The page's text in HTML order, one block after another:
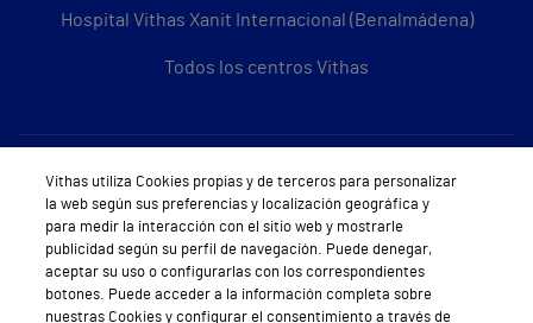
Hospital Vithas Xanit Internacional (Benalmádena)
Todos los centros Vithas
Sobre Vithas
Quiénes somos
Trabajar en Vithas
Teléfono Cita Médica
Vithas utiliza Cookies propias y de terceros para personalizar
la web según sus preferencias y localización geográfica y
para medir la interacción con el sitio web y mostrarle
publicidad según su perfil de navegación. Puede denegar,
aceptar su uso o configurarlas con los correspondientes
botones. Puede acceder a la información completa sobre
nuestras Cookies y configurar el consentimiento a través de